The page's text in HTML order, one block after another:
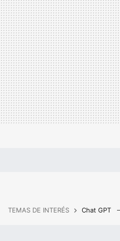
TEMAS DE INTERÉS Chat GPT